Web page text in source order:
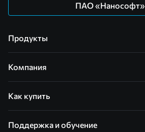
ПАО «Нанософт»
Продукты
Компания
Как купить
Поддержка и обучение